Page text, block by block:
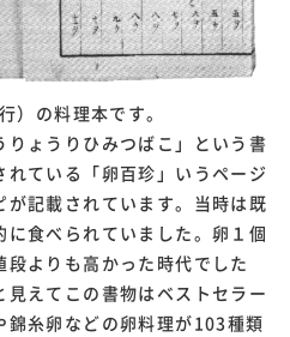
）の料理本です。
りょうりひみつばこ」という書
ている「卵百珍」いうページ
記載されています。当時は既
食べられていました。卵１個
よりも高かった時代でした
えてこの書物はベストセラー
錦糸卵などの卵料理が103種類